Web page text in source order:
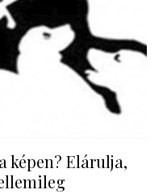
képen? Elárulja,